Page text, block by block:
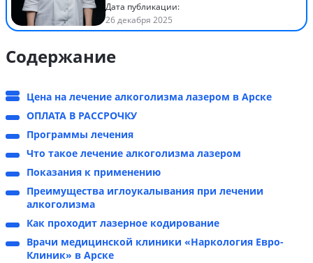
Дата публикации:
26 декабря 2025
Содержание
Цена на лечение алкоголизма лазером в Арске
ОПЛАТА В РАССРОЧКУ
Программы лечения
Что такое лечение алкоголизма лазером
Показания к применению
Преимущества иглоукалывания при лечении
алкоголизма
Как проходит лазерное кодирование
Врачи медицинской клиники «Наркология Евро-
Клиник» в Арске